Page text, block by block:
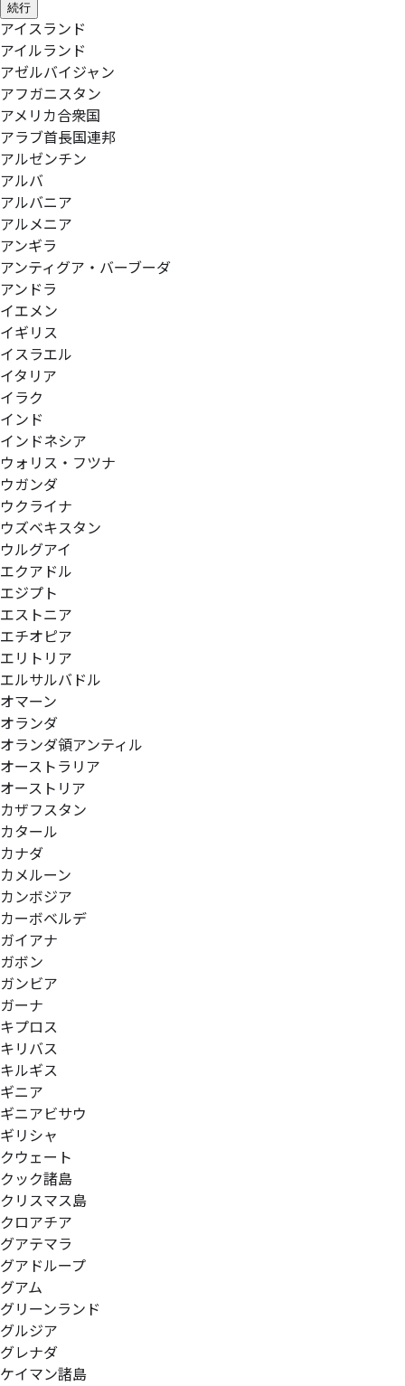
続行
アイスランド
アイルランド
アゼルバイジャン
アフガニスタン
アメリカ合衆国
アラブ首長国連邦
アルゼンチン
アルバ
アルバニア
アルメニア
アンギラ
アンティグア・バーブーダ
アンドラ
イエメン
イギリス
イスラエル
イタリア
イラク
インド
インドネシア
ウォリス・フツナ
ウガンダ
ウクライナ
ウズベキスタン
ウルグアイ
エクアドル
エジプト
エストニア
エチオピア
エリトリア
エルサルバドル
オマーン
オランダ
オランダ領アンティル
オーストラリア
オーストリア
カザフスタン
カタール
カナダ
カメルーン
カンボジア
カーボベルデ
ガイアナ
ガボン
ガンビア
ガーナ
キプロス
キリバス
キルギス
ギニア
ギニアビサウ
ギリシャ
クウェート
クック諸島
クリスマス島
クロアチア
グアテマラ
グアドループ
グアム
グリーンランド
グルジア
グレナダ
ケイマン諸島